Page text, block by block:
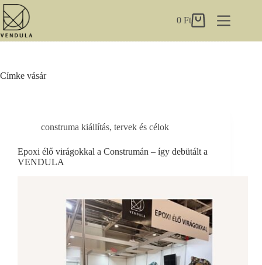
Skip
to
content
Shopping
0Ft
Címke vásár
construma kiállítás, tervek és célok
Epoxi élő virágokkal a Construmán – így debütált a
VENDULA